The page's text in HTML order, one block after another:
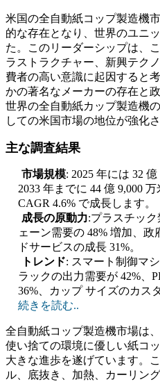
米国の全自動紙コップ製造機
的な存在となり、世界のユニ
た。このリーダーシップは、
ラストラクチャー、新興テク
費者の高い意識に起因すると
かの著名なメーカーの存在と
世界の全自動紙カップ製造機
しての米国市場の地位が強化さ
主な調査結果
市場規模: 2025 年には 32
2033 年までに 44 億 9,000
CAGR 4.6% で成長します。
成長の原動力:プラスチッ
ェーン需要の 48% 増加、
ドサービスの成長 31%。
トレンド: スマート制御マ
ラックの出力需要が 42%、
36%、カップ サイズのカス
続きを読む..
全自動紙コップ製造機市場は
使い捨ての環境に優しい紙コ
大きな進歩を遂げています。
ル、底抜き、加熱、カーリン